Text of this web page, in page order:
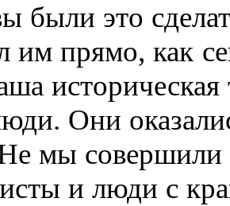
были это
им прямо, как
Они
мы совершили
и люди с